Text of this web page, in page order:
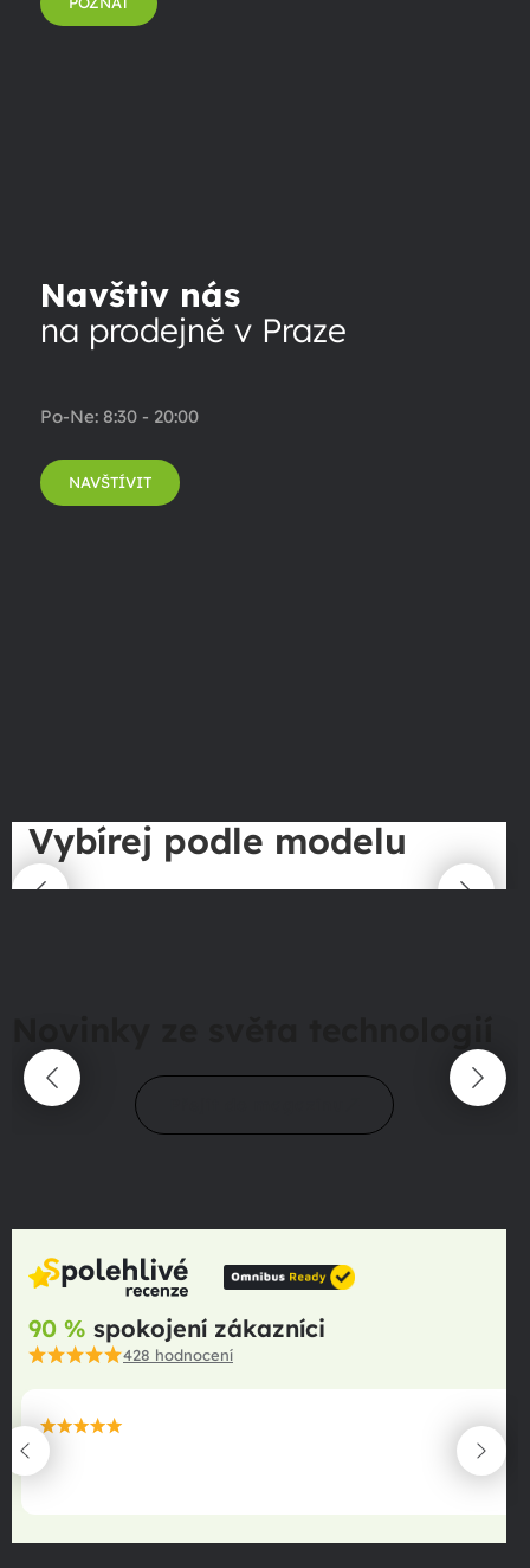
Navštiv nás
na prodejně v Praze
Po-Ne: 8:30 - 20:00
NAVŠTÍVIT
Vybírej podle modelu
90 % spokojení zákazníci
428 hodnocení
maximální spokojenost
22.06.2025